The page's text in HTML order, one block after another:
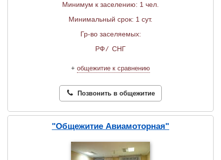
Минимум к заселению: 1 чел.
Минимальный срок: 1 сут.
Гр-во заселяемых:
РФ/ СНГ
+ общежитие к сравнению
Позвонить в общежитие
"Общежитие Авиамоторная"